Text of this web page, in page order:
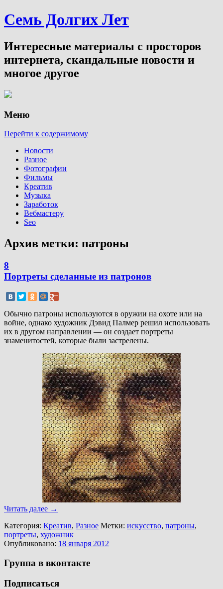
Семь Долгих Лет
Интересные материалы с просторов
интернета, скандальные новости и
многое другое
Меню
Перейти к содержимому
Новости
Разное
Фотографии
Фильмы
Креатив
Музыка
Заработок
Вебмастеру
Seo
Архив метки: патроны
8
Портреты сделанные из патронов
Обычно патроны используются в оружии на охоте или на
войне, однако художник Дэвид Палмер решил использовать
их в другом направлении — он создает портреты
знаменитостей, которые были застрелены.
Читать далее →
Категория: Креатив, Разное Метки: искусство, патроны,
портреты, художник
Опубликовано: 18 января 2012
Группа в вконтакте
Подписаться